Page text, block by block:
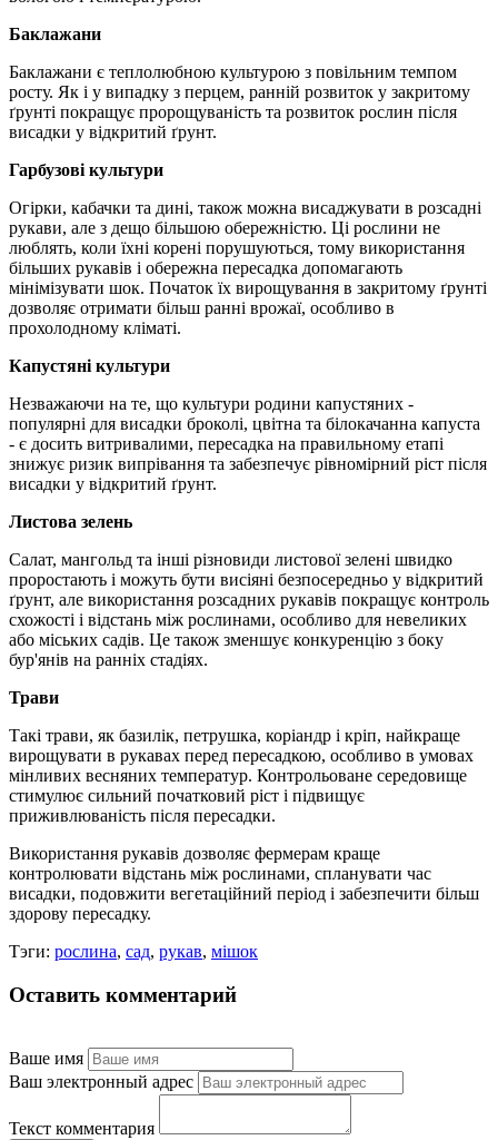
Баклажани
Баклажани є теплолюбною культурою з повільним темпом
росту. Як і у випадку з перцем, ранній розвиток у закритому
ґрунті покращує пророщуваність та розвиток рослин після
висадки у відкритий ґрунт.
Гарбузові культури
Огірки, кабачки та дині, також можна висаджувати в розсадні
рукави, але з дещо більшою обережністю. Ці рослини не
люблять, коли їхні корені порушуються, тому використання
більших рукавів і обережна пересадка допомагають
мінімізувати шок. Початок їх вирощування в закритому ґрунті
дозволяє отримати більш ранні врожаї, особливо в
прохолодному кліматі.
Капустяні культури
Незважаючи на те, що культури родини капустяних -
популярні для висадки броколі, цвітна та білокачанна капуста
- є досить витривалими, пересадка на правильному етапі
знижує ризик випрівання та забезпечує рівномірний ріст після
висадки у відкритий ґрунт.
Листова зелень
Салат, мангольд та інші різновиди листової зелені швидко
проростають і можуть бути висіяні безпосередньо у відкритий
ґрунт, але використання розсадних рукавів покращує контроль
схожості і відстань між рослинами, особливо для невеликих
або міських садів. Це також зменшує конкуренцію з боку
бур'янів на ранніх стадіях.
Трави
Такі трави, як базилік, петрушка, коріандр і кріп, найкраще
вирощувати в рукавах перед пересадкою, особливо в умовах
мінливих весняних температур. Контрольоване середовище
стимулює сильний початковий ріст і підвищує
приживлюваність після пересадки.
Використання рукавів дозволяє фермерам краще
контролювати відстань між рослинами, спланувати час
висадки, подовжити вегетаційний період і забезпечити більш
здорову пересадку.
Тэги: рослина, сад, рукав, мішок
Оставить комментарий
Ваше имя
Ваш электронный адрес
Текст комментария